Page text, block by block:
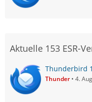
Aktuelle 153 ESR-
Thunderbird
Thunder 4.